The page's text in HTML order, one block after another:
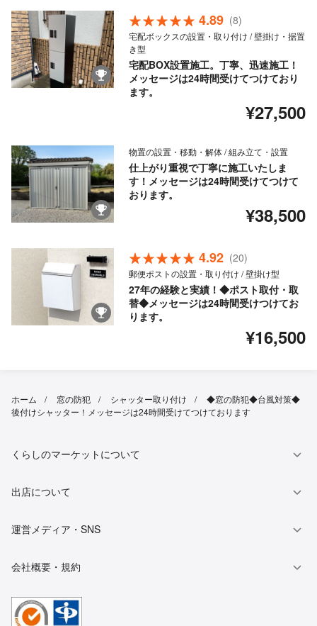
4.89 (8)
宅配ボックスの設置・取り付け / 壁掛け・据置
き型
宅配BOX設置施工。丁寧、迅速施工！
メッセージは24時間受けてつけており
ます。
¥27,500
物置の設置・移動・解体 / 組み立て・設置
仕上がり重視で丁寧に施工いたしま
す！メッセージは24時間受けてつけて
おります。
¥38,500
4.92 (20)
郵便ポストの設置・取り付け / 壁掛け型
27年の経験と実績！◆ポスト取付・取
替◆メッセージは24時間受けつけてお
ります。
¥16,500
ホーム 窓の防犯 シャッター取り付け
◆窓の防犯◆台風対策◆
後付けシャッター！メッセージは24時間受けてつけております
くらしのマーケットについて
出店について
運営メディア・SNS
会社概要・規約